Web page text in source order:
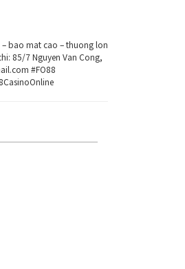
bao mat cao – thuong lon
85/7 Nguyen Van Cong,
#FO88